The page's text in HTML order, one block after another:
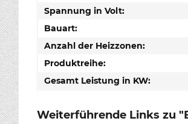
Spannung in Volt:
Bauart:
Anzahl der Heizzonen:
Produktreihe:
Gesamt Leistung in KW:
Weiterführende Links zu